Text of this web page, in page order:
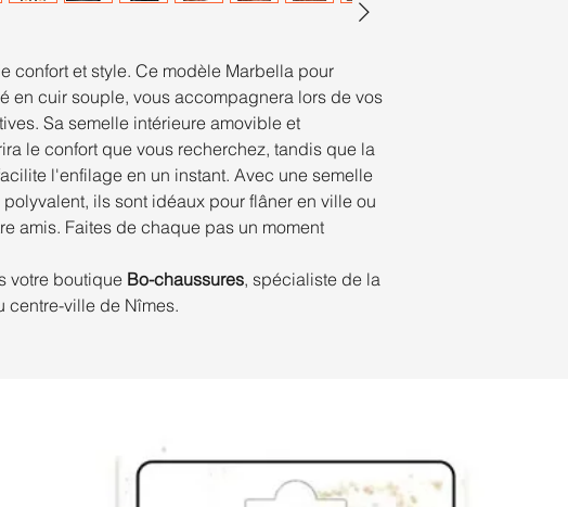
confort et style. Ce modèle Marbella pour
en cuir souple, vous accompagnera lors de vos
Sa semelle intérieure amovible et
le confort que vous recherchez, tandis que la
l'enfilage en un instant. Avec une semelle
ils sont idéaux pour flâner en ville ou
amis. Faites de chaque pas un moment
votre boutique Bo-chaussures, spécialiste de la
centre-ville de Nîmes.